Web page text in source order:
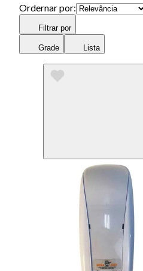
Ordernar por:
Filtrar por
Grade Lista